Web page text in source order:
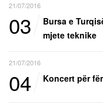
21/07/2016
03
Bursa e
mjete teknike
21/07/2016
04 Koncert për